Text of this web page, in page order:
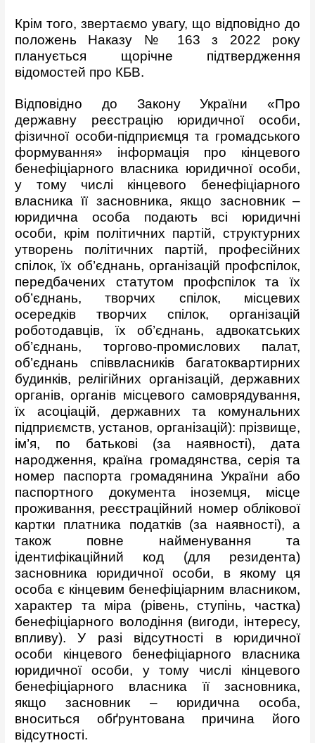
Крім того, звертаємо увагу, що відповідно до
положень Наказу № 163 з 2022 року
планується щорічне підтвердження
відомостей про КБВ.
Відповідно до Закону України «Про
державну реєстрацію юридичної особи,
фізичної особи-підприємця та громадського
формування» інформація про кінцевого
бенефіціарного власника юридичної особи,
у тому числі кінцевого бенефіціарного
власника її засновника, якщо засновник –
юридична особа подають всі юридичні
особи, крім політичних партій, структурних
утворень політичних партій, професійних
спілок, їх об’єднань, організацій профспілок,
передбачених статутом профспілок та їх
об’єднань, творчих спілок, місцевих
осередків творчих спілок, організацій
роботодавців, їх об’єднань, адвокатських
об’єднань, торгово-промислових палат,
об’єднань співвласників багатоквартирних
будинків, релігійних організацій, державних
органів, органів місцевого самоврядування,
їх асоціацій, державних та комунальних
підприємств, установ, організацій): прізвище,
ім’я, по батькові (за наявності), дата
народження, країна громадянства, серія та
номер паспорта громадянина України або
паспортного документа іноземця, місце
проживання, реєстраційний номер облікової
картки платника податків (за наявності), а
також повне найменування та
ідентифікаційний код (для резидента)
засновника юридичної особи, в якому ця
особа є кінцевим бенефіціарним власником,
характер та міра (рівень, ступінь, частка)
бенефіціарного володіння (вигоди, інтересу,
впливу). У разі відсутності в юридичної
особи кінцевого бенефіціарного власника
юридичної особи, у тому числі кінцевого
бенефіціарного власника її засновника,
якщо засновник – юридична особа,
вноситься обґрунтована причина його
відсутності.